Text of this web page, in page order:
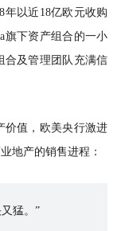
年以近18亿欧元收购
旗下资产组合的一小
合及管理团队充满信
价值，欧美央行激进
地产的销售进程：
猛。”